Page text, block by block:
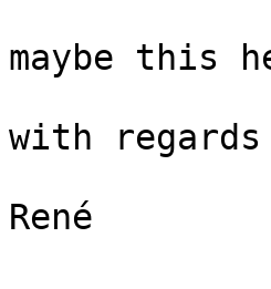
maybe this
with regards
René